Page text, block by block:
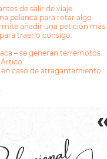
de salir de viaje.
palanca para rotar algo.
añadir una petición más.
traerlo consigo.
– se generan terremotos.
caso de atragantamiento.